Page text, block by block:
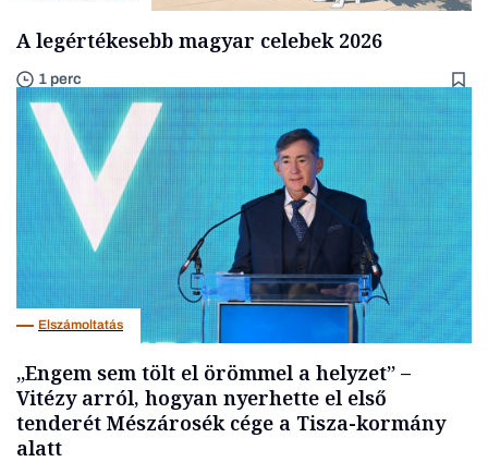
A legértékesebb magyar celebek 2026
1 perc
Elszámoltatás
„Engem sem tölt el örömmel a helyzet” –
Vitézy arról, hogyan nyerhette el első
tenderét Mészárosék cége a Tisza-kormány
alatt